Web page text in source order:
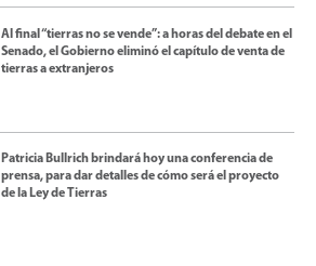
Al final “tierras no se vende”: a horas del debate en el
Senado, el Gobierno eliminó el capítulo de venta de
tierras a extranjeros
Patricia Bullrich brindará hoy una conferencia de
prensa, para dar detalles de cómo será el proyecto
de la Ley de Tierras